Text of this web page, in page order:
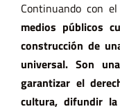
Continuando con
medios públicos
construcción de
universal. Son
garantizar el
cultura, difundir